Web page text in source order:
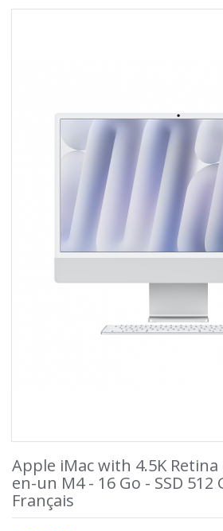
Apple iMac with 4.5K
en-un M4 - 16 Go - SSD 512
Français